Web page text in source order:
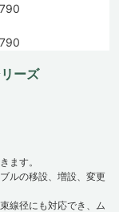
ーズ
ます。
ルの移設、増設、変更
線径にも対応でき、ム